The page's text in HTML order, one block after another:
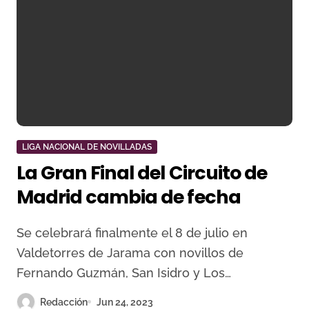
LIGA NACIONAL DE NOVILLADAS
La Gran Final del Circuito de
Madrid cambia de fecha
Se celebrará finalmente el 8 de julio en
Valdetorres de Jarama con novillos de
Fernando Guzmán, San Isidro y Los…
Redacción Jun 24, 2023